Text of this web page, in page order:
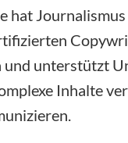
hat
unterstützt
Inhalte